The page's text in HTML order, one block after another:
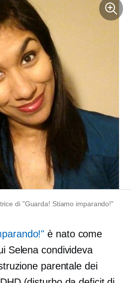
di "Guarda! Stiamo imparando!"
è nato come
Selena condivideva
parentale dei